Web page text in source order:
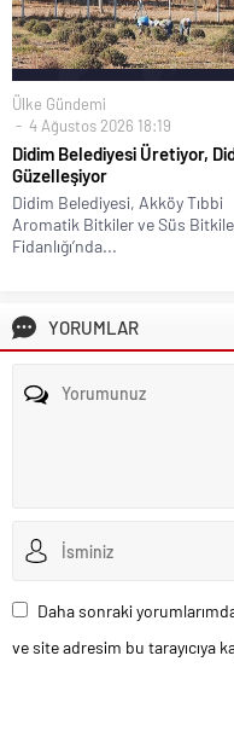
Ülke Gündemi
4 Ağustos 2026 18:19
Didim Belediyesi Üretiyor,
Güzelleşiyor
Didim Belediyesi, Akköy Tıbbi
Aromatik Bitkiler ve Süs
Fidanlığı’nda...
YORUMLAR
Daha sonraki
ve site adresim bu tarayıcıya